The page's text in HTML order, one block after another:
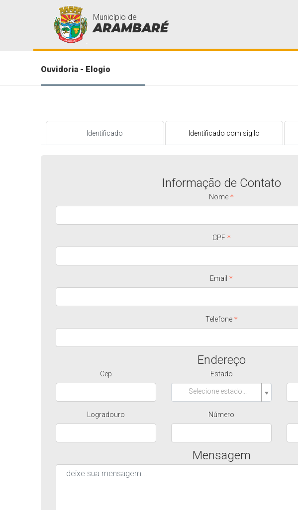
Município de
ARAMBARÉ
Ouvidoria - Elogio
Identificado Identificado com sigilo
Informação de Contato
Nome
CPF
Email
Telefone
Endereço
Cep Estado
Selecione estado...
Logradouro Número
Mensagem